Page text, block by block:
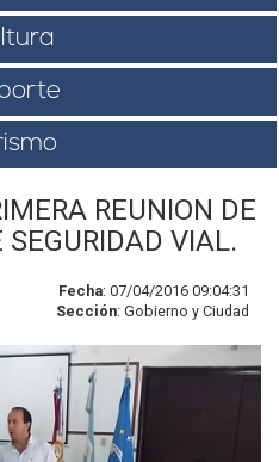
REUNION DE
VIAL.
Fecha: 07/04/2016 09:04:31
Sección: Gobierno y Ciudad